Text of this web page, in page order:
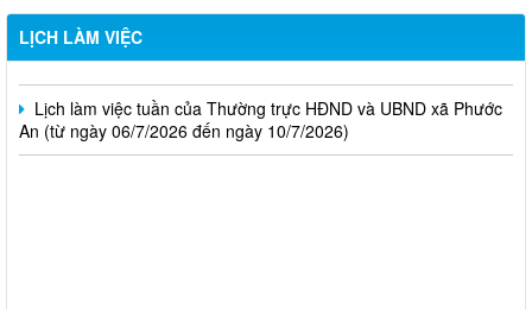
LỊCH LÀM VIỆC
Lịch làm việc tuần của Thường trực HĐND và UBND xã Phước
An (từ ngày 13/7/2026 đến ngày 17/7/2026)
Lịch làm việc tuần của Thường trực HĐND và UBND xã Phước
An (từ ngày 06/7/2026 đến ngày 10/7/2026)